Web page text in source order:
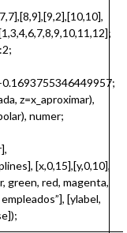
z=x_aproximar),
numer;
[x,0,15],[y,0,10],
green, red, magenta,
[ylabel,